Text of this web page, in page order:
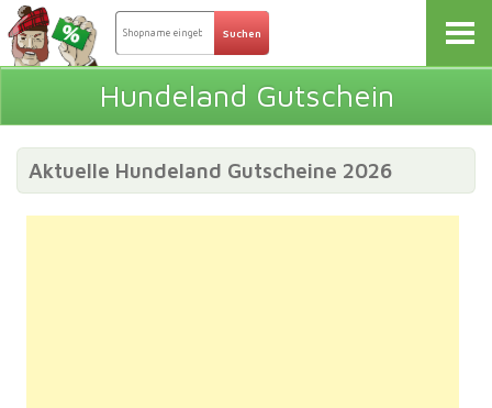
Hundeland Gutschein
Aktuelle Hundeland Gutscheine 2026